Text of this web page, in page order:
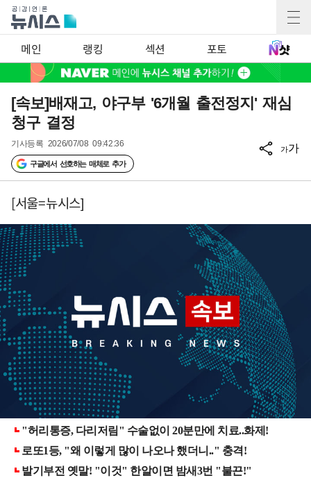
메인 랭킹 섹션 포토
[속보]배재고, 야구부 '6개월 출전정지' 재심
청구 결정
기사등록 2026/07/08 09:42:36
구글에서 선호하는 매체로 추가
가가
[서울=뉴시스]